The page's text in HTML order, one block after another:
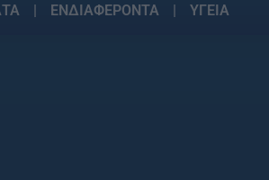
ΕΝΔΙΑΦΕΡΟΝΤΑ ΥΓΕΙΑ